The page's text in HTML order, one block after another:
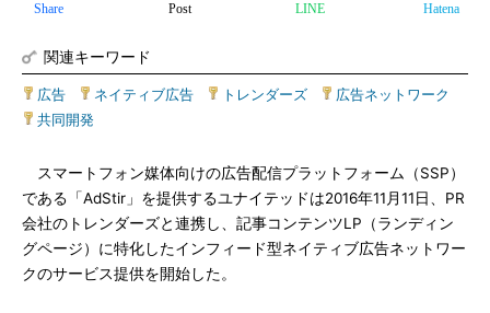
Share Post LINE Hatena
関連キーワード
広告 ネイティブ広告 トレンダーズ 広告ネットワーク
共同開発
スマートフォン媒体向けの広告配信プラットフォーム（SSP）
である「AdStir」を提供するユナイテッドは2016年11月11日、PR
会社のトレンダーズと連携し、記事コンテンツLP（ランディン
グページ）に特化したインフィード型ネイティブ広告ネットワー
クのサービス提供を開始した。